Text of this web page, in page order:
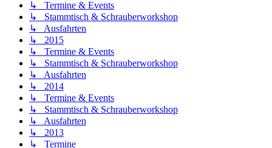
↳ Termine & Events
↳ Stammtisch & Schrauberworkshop
↳ Ausfahrten
↳ 2015
↳ Termine & Events
↳ Stammtisch & Schrauberworkshop
↳ Ausfahrten
↳ 2014
↳ Termine & Events
↳ Stammtisch & Schrauberworkshop
↳ Ausfahrten
↳ 2013
↳ Termine